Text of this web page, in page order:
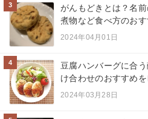
3
がんもどきとは？名
煮物など食べ方のおす
2024年04月01日
4
豆腐ハンバーグに合
け合わせのおすすめを
2024年03月28日